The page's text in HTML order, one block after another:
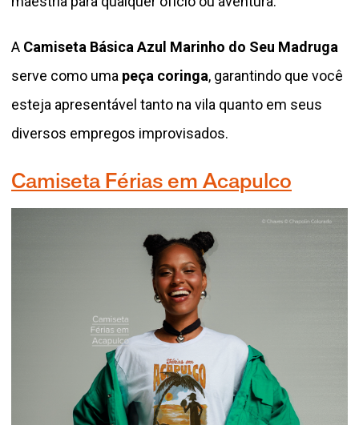
A Camiseta Básica Azul Marinho do Seu Madruga
serve como uma peça coringa, garantindo que você
esteja apresentável tanto na vila quanto em seus
diversos empregos improvisados.
Camiseta Férias em Acapulco